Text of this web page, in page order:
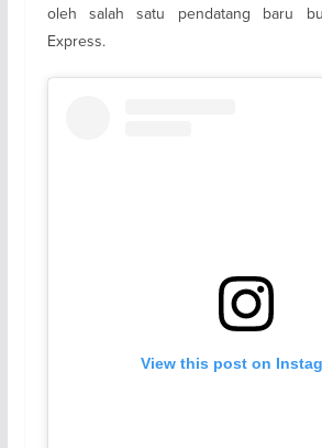
oleh salah satu pendatang baru
Express.
View this post on